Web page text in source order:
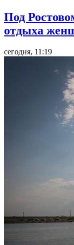
Под
отдыха
сегодня, 11:19